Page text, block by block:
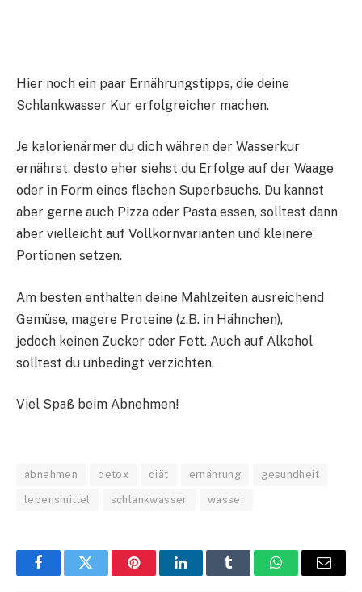
Hier noch ein paar Ernährungstipps, die deine
Schlankwasser Kur erfolgreicher machen.
Je kalorienärmer du dich währen der Wasserkur
ernährst, desto eher siehst du Erfolge auf der Waage
oder in Form eines flachen Superbauchs. Du kannst
aber gerne auch Pizza oder Pasta essen, solltest dann
aber vielleicht auf Vollkornvarianten und kleinere
Portionen setzen.
Am besten enthalten deine Mahlzeiten ausreichend
Gemüse, magere Proteine (z.B. in Hähnchen),
jedoch keinen Zucker oder Fett. Auch auf Alkohol
solltest du unbedingt verzichten.
Viel Spaß beim Abnehmen!
abnehmen detox diät ernährung gesundheit
lebensmittel schlankwasser wasser
FacebookTwitter PinterestLinkedInTumblr WhatsAppEmail